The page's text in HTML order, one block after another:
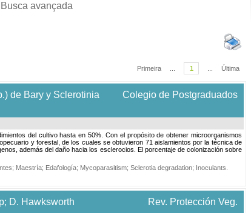
Busca avançada
Primeira 1 Última
de Bary y Sclerotinia
Colegio de Postgraduados
del cultivo hasta en 50%. Con el propósito de obtener microorganismos
y forestal, de los cuales se obtuvieron 71 aislamientos por la técnica de
además del daño hacia los esclerocios. El porcentaje de colonización sobre
; Maestría; Edafología; Mycoparasitism; Sclerotia degradation; Inoculants
D. Hawksworth Rev. Protección Veg.